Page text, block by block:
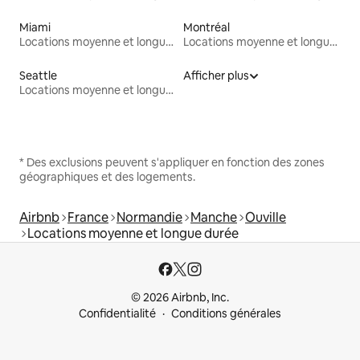
Miami
Locations moyenne et longue durée
Montréal
Locations moyenne et longue durée
Seattle
Locations moyenne et longue durée
Afficher plus
* Des exclusions peuvent s'appliquer en fonction des zones
géographiques et des logements.
Airbnb France Normandie Manche Ouville
Locations moyenne et longue durée
© 2026 Airbnb, Inc.
Confidentialité
Conditions générales